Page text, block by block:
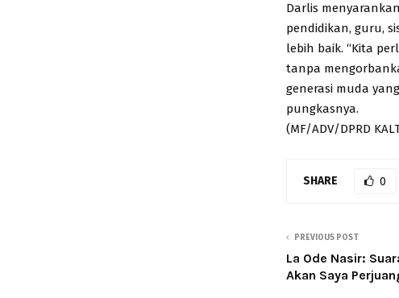
Darlis
pendidikan, guru,
lebih baik. “Kita
tanpa
generasi muda
pungkasnya.
(MF/ADV/DPRD
SHARE 0
PREVIOUS POST
La Ode Nasir:
Akan Saya